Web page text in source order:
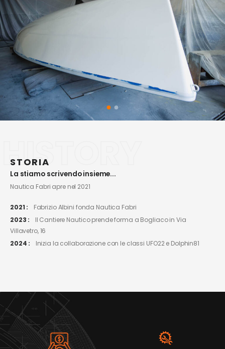
HISTORY
STORIA
La stiamo scrivendo insieme...
Nautica Fabri apre nel 2021
2021 :
Fabrizio Albini fonda Nautica Fabri
2023 :
Il Cantiere Nautico prende forma a Bogliaco in Via
Villavetro, 16
2024 :
Inizia la collaborazione con le classi UFO22 e Dolphin81